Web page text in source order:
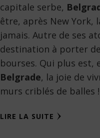
capitale serbe,
être, après New York,
jamais. Autre de ses
destination à porter
bourses. Qui plus est,
Belgrade, la joie de
murs criblés de balles !
LIRE LA SUITE